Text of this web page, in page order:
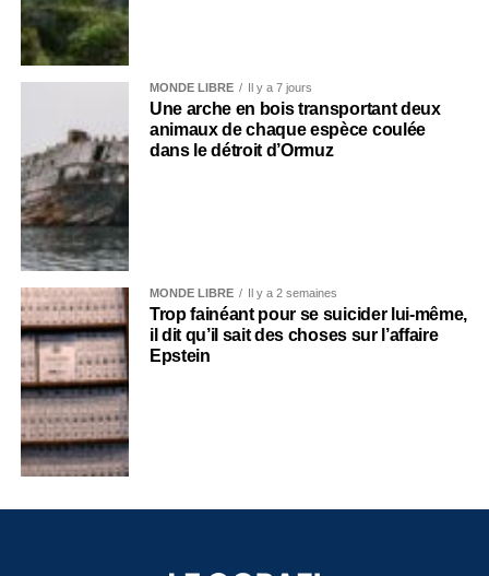
MONDE LIBRE Il y a 7 jours
Une arche en bois transportant deux
animaux de chaque espèce coulée
dans le détroit d’Ormuz
MONDE LIBRE Il y a 2 semaines
Trop fainéant pour se suicider lui-même,
il dit qu’il sait des choses sur l’affaire
Epstein